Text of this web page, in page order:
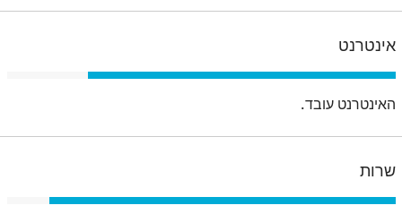
אינטרנט
האינטרנט עובד.
שרות